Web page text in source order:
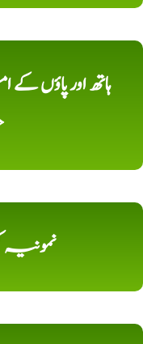
ہاتھ اور پاؤں
نمونیہ